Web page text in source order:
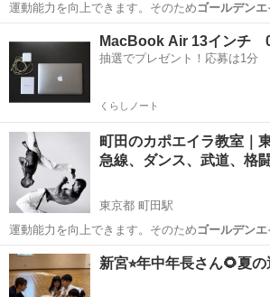
運動能力を向上できます。そのためゴールデンエ
動不足の社会人、筋…
ダンス カ
MacBook Air 13インチ
抽選でプレゼント！応募は1分
くらしノート
町田のカポエイラ教室｜
急線、ダンス、武道、格
東京都 町田駅
運動能力を向上できます。そのためゴールデンエ
動不足の社会人、筋…
東京 町田市 町田駅 ダンス カポエ
新宮⭐︎年中年長さん🌻夏